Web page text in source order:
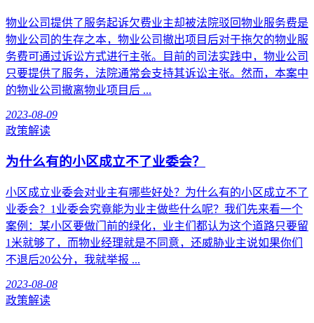
物业公司提供了服务起诉欠费业主却被法院驳回物业服务费是
物业公司的生存之本，物业公司撤出项目后对于拖欠的物业服
务费可通过诉讼方式进行主张。目前的司法实践中，物业公司
只要提供了服务，法院通常会支持其诉讼主张。然而，本案中
的物业公司撤离物业项目后 ...
2023-08-09
政策解读
为什么有的小区成立不了业委会？
小区成立业委会对业主有哪些好处？为什么有的小区成立不了
业委会？1业委会究竟能为业主做些什么呢？我们先来看一个
案例：某小区要做门前的绿化，业主们都认为这个道路只要留
1米就够了，而物业经理就是不同意，还威胁业主说如果你们
不退后20公分，我就举报 ...
2023-08-08
政策解读